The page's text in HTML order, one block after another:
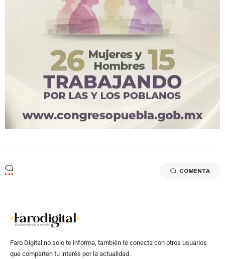
COMENTA
Faro Digital no solo te informa, también te conecta con otros usuarios
que comparten tu interés por la actualidad.